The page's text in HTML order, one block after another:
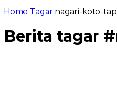
Home Tagar nagari-koto-
Berita tagar #